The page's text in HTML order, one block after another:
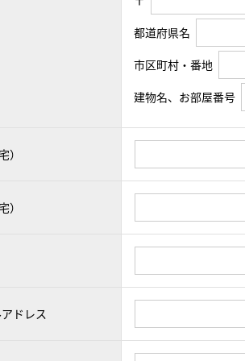
都道府県名
市区町村・番地
建物名、お部屋番号
）
）
ドレス